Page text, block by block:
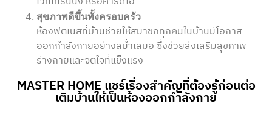
สุขภาพดีขึ้นทั้งครอบครัว
ห้องฟิตเนสที่บ้านช่วยให้สมาชิกทุกคนในบ้านมีโอกาส
ออกกำลังกายอย่างสม่ำเสมอ ซึ่งช่วยส่งเสริมสุขภาพ
ร่างกายและจิตใจที่แข็งแรง
MASTER HOME แชร์เรื่องสำคัญที่ต้องรู้ก่อนต่อ
เติมบ้านให้เป็นห้องออกกำลังกาย